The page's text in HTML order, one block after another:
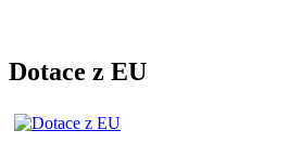
Dotace z EU